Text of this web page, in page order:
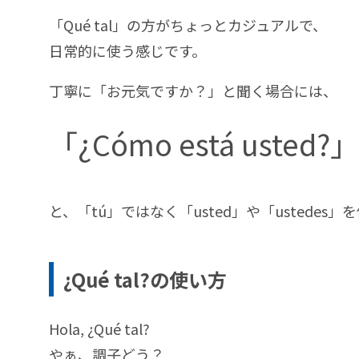
「Qué tal」の方がちょっとカジュアルで、
日常的に使う感じです。
丁寧に「お元気ですか？」と聞く場合には、
「¿Cómo está usted?」
と、「tú」ではなく「usted」や「ustedes」を
¿Qué tal?の使い方
Hola, ¿Qué tal?
やぁ、調子どう？